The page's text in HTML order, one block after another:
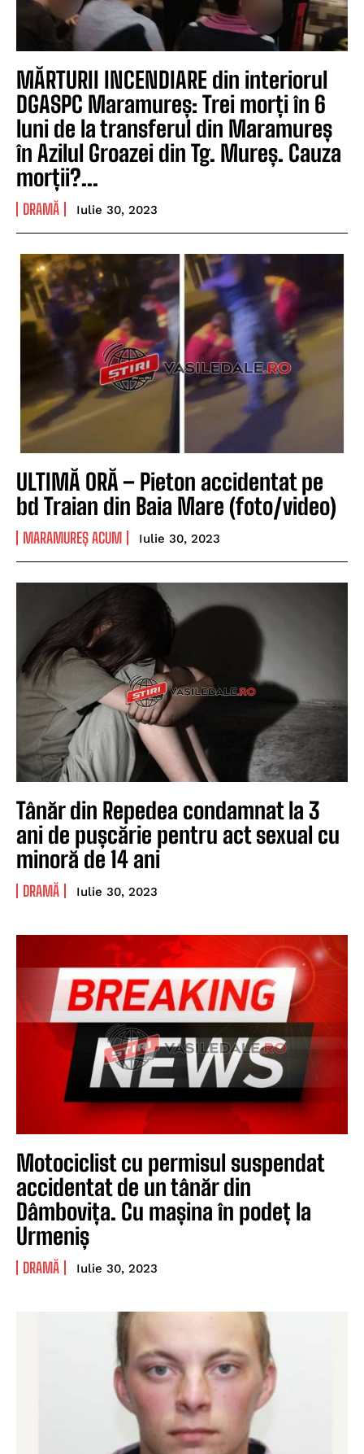
MĂRTURII INCENDIARE din interiorul
DGASPC Maramureș: Trei morți în 6
luni de la transferul din Maramureș
în Azilul Groazei din Tg. Mureș. Cauza
morții?...
DRAMĂ Iulie 30, 2023
ULTIMĂ ORĂ – Pieton accidentat pe
bd Traian din Baia Mare (foto/video)
MARAMUREȘ ACUM Iulie 30, 2023
Tânăr din Repedea condamnat la 3
ani de pușcărie pentru act sexual cu
minoră de 14 ani
DRAMĂ Iulie 30, 2023
Motociclist cu permisul suspendat
accidentat de un tânăr din
Dâmbovița. Cu mașina în podeț la
Urmeniș
DRAMĂ Iulie 30, 2023